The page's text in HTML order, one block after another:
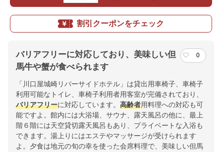
割引クーポンをチェック
バリアフリーに対応しており、美味しい但
馬牛や蟹が食べられます
0
「川口屋城崎リバーサイドホテル」は貸出用車椅子、車椅子
利用可能なトイレ、車椅子利用者用客室が完備されており、
バリアフリーに対応しています。 高齢者用料理への対応も可
能ですよ。館内には大浴場、サウナ、露天風呂の他に、最上
階６階には天空貸切露天風呂もあり、プライベートな入浴も
できます。湯上りにはエステやマッサージが受けられます
よ。夕食は地元の旬の幸を使った会席料理で、美味しい但馬